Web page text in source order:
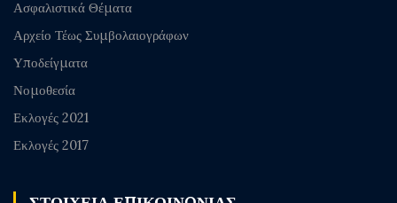
Ασφαλιστικά Θέματα
Αρχείο Τέως Συμβολαιογράφων
Υποδείγματα
Νομοθεσία
Εκλογές 2021
Εκλογές 2017